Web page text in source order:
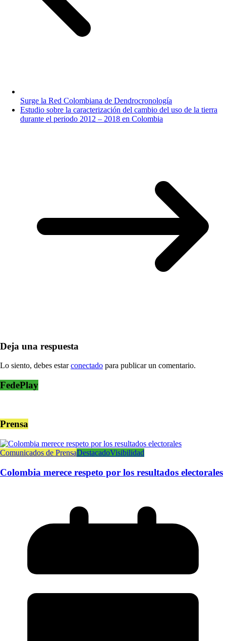
Surge la Red Colombiana de Dendrocronología
Estudio sobre la caracterización del cambio del uso de la tierra
durante el periodo 2012 – 2018 en Colombia
Deja una respuesta
Lo siento, debes estarconectado para publicar un comentario.
FedePlay
Prensa
Comunicados de PrensaDestacadoVisibilidad
Colombia merece respeto por los resultados electorales